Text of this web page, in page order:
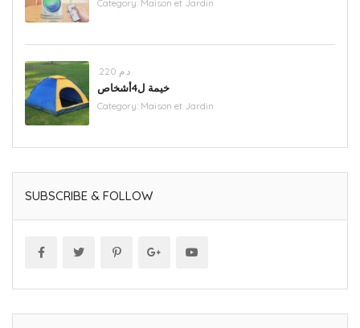
Category: Maison et Jardin
.د.م 220
خيمة ل4أشخاص
Category: Maison et Jardin
SUBSCRIBE & FOLLOW